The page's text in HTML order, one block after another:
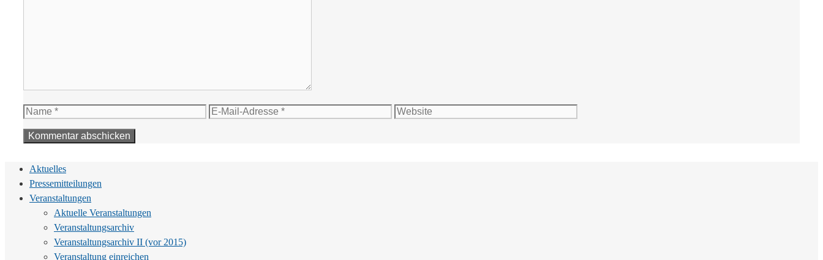
Name
E-
Website
Aktuelles
Pressemitteilungen
Veranstaltungen
Aktuelle Veranstaltungen
Veranstaltungsarchiv
Veranstaltungsarchiv II (vor 2015)
Veranstaltung einreichen